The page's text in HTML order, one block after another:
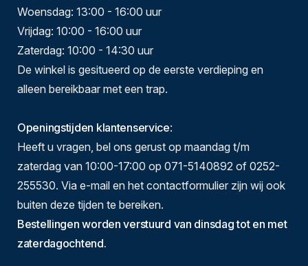
Woensdag: 13:00 - 16:00 uur
Vrijdag: 10:00 - 16:00 uur
Zaterdag: 10:00 - 14:30 uur
De winkel is gesitueerd op de eerste verdieping en
alleen bereikbaar met een trap.
Openingstijden klantenservice:
Heeft u vragen, bel ons gerust op maandag t/m
zaterdag van 10:00-17:00 op 071-5140892 of 0252-
255530. Via e-mail en het contactformulier zijn wij ook
buiten deze tijden te bereiken.
Bestellingen worden verstuurd van dinsdag tot en met
zaterdagochtend.